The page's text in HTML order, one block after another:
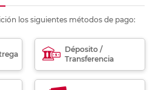
los siguientes métodos de pago:
Déposito /
Transferencia